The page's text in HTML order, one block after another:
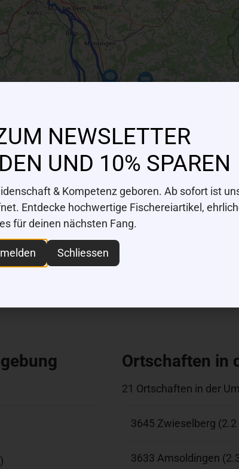
Ortschaften in
21 Ortschaften in der
3645 Zwieselberg (2.2
3633 Amsoldingen
NEWSLETTER
UND 10% SPAREN
& Kompetenz geboren. Ab sofort ist
Entdecke hochwertige Fischereiartikel,
für deinen nächsten Fang.
Schliessen